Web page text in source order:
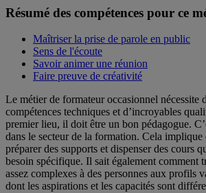
Résumé des compétences pour ce
Maîtriser la prise de parole en public
Sens de l'écoute
Savoir animer une réunion
Faire preuve de créativité
Le métier de formateur occasionnel nécessite
compétences techniques et d’incroyables
premier lieu, il doit être un bon pédagogue.
dans le secteur de la formation. Cela
préparer des supports et dispenser des cours
besoin spécifique. Il sait également comment
assez complexes à des personnes aux profils
dont les aspirations et les capacités sont